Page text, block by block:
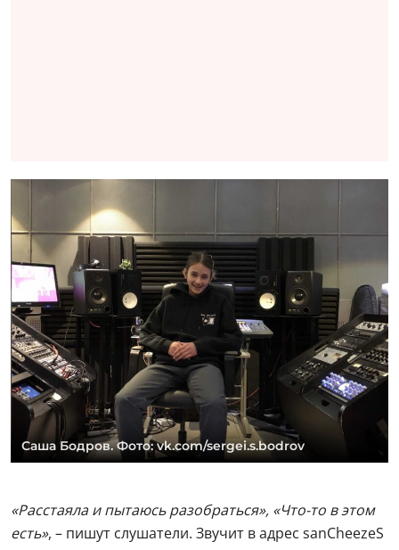
Саша Бодров. Фото: vk.com/sergei.s.bodrov
«Расстаяла и пытаюсь разобраться», «Что-то в этом
есть», – пишут слушатели. Звучит в адрес sanCheezeS